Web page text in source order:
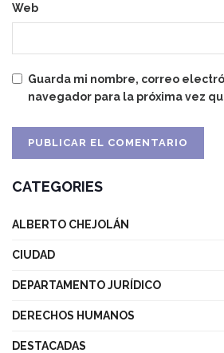
Web
Guarda mi nombre, correo
navegador para la próxima vez
CATEGORIES
ALBERTO CHEJOLÁN
CIUDAD
DEPARTAMENTO JURÍDICO
DERECHOS HUMANOS
DESTACADAS